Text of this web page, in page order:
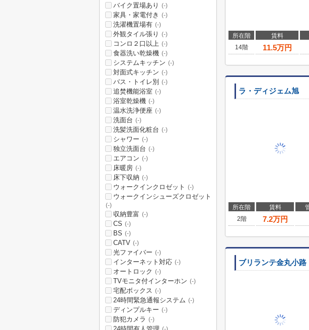
所在階 賃料
14階
11.5万円
ラ・ディジェム旭
所在階 賃料
2階
7.2万円
ブリランテ金丸小路
バイク置場あり (-)
家具・家電付き (-)
洗濯機置場有 (-)
外観タイル張り (-)
コンロ２口以上 (-)
食器洗い乾燥機 (-)
システムキッチン (-)
対面式キッチン (-)
バス・トイレ別 (-)
追焚機能浴室 (-)
浴室乾燥機 (-)
温水洗浄便座 (-)
洗面台 (-)
洗髪洗面化粧台 (-)
シャワー (-)
独立洗面台 (-)
エアコン (-)
床暖房 (-)
床下収納 (-)
ウォークインクロゼット (-)
ウォークインシューズクロゼット
(-)
収納豊富 (-)
CS (-)
BS (-)
CATV (-)
光ファイバー (-)
インターネット対応 (-)
オートロック (-)
TVモニタ付インターホン (-)
宅配ボックス (-)
24時間緊急通報システム (-)
ディンプルキー (-)
防犯カメラ (-)